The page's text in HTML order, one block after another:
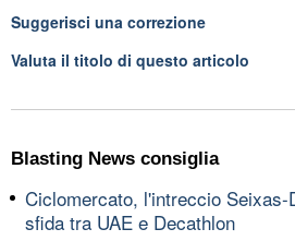
Suggerisci una correzione
Valuta il titolo di questo articolo
Blasting News consiglia
Ciclomercato, l'intreccio Seixas-
sfida tra UAE e Decathlon